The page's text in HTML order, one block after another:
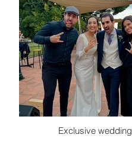
Exclusive wedding